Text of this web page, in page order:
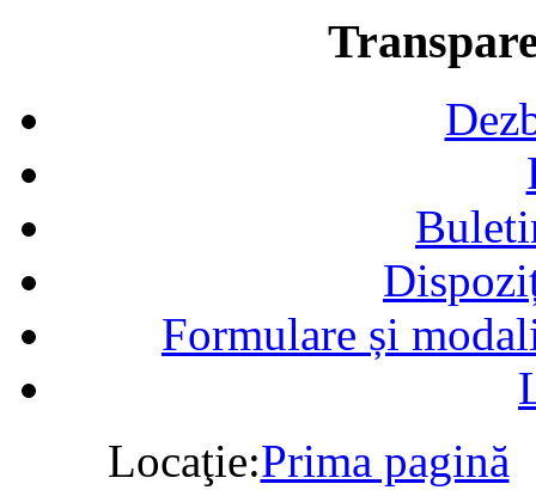
Formulare și
Locaţie:Prima pagină